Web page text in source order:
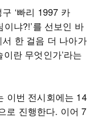
‘빠리 1997 카
이냐?!’를 선보인 바
한 걸음 더 나아가
이란 무엇인가’라는
이번 전시회에는 14
로 진행한다. 이어 7